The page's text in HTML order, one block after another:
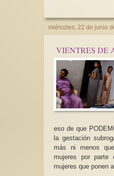
miércoles, 22 de junio
VIENTRES DE
eso de que
la gestación subrogada? Los vientres de
más ni menos
mujeres por parte
mujeres que ponen